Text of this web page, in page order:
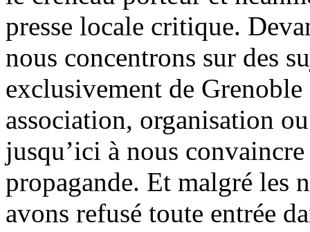
presse locale critique.
nous concentrons sur des
exclusivement de
association, organisation
jusqu’ici à nous
propagande. Et malgré les
avons refusé toute entrée